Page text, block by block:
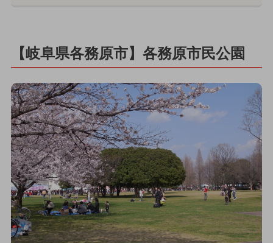
【岐阜県各務原市】各務原市民公園